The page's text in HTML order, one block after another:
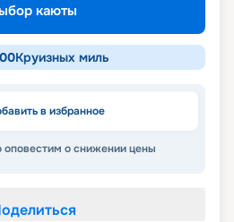
каюты
Круизных миль
в избранное
оповестим о снижении цены